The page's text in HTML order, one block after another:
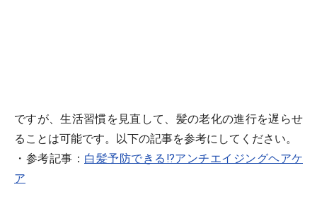
ですが、生活習慣を見直して、髪の老化の進行を遅らせ
ることは可能です。以下の記事を参考にしてください。
・参考記事： 白髪予防できる!?アンチエイジングヘアケ
ア